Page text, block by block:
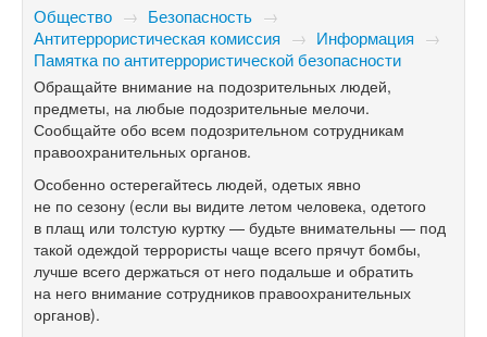
Общество → Безопасность →
Антитеррористическая комиссия → Информация →
Памятка по антитеррористической безопасности
Обращайте внимание на подозрительных людей,
предметы, на любые подозрительные мелочи.
Сообщайте обо всем подозрительном сотрудникам
правоохранительных органов.
Особенно остерегайтесь людей, одетых явно
не по сезону (если вы видите летом человека, одетого
в плащ или толстую куртку — будьте внимательны — под
такой одеждой террористы чаще всего прячут бомбы,
лучше всего держаться от него подальше и обратить
на него внимание сотрудников правоохранительных
органов).